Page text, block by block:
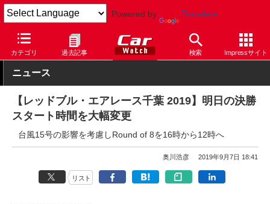
Powered by Translate
カテゴリ 過去記事 検索 Impressサイト
Car Watch モータースポーツ その他
ニュース
【レッドブル・エアレース千葉 2019】明日の決勝
スタート時間を大幅変更
台風15号の影響を考慮しRound of 8を16時から12時へ
奥川浩彦 2019年9月7日 18:41
リスト